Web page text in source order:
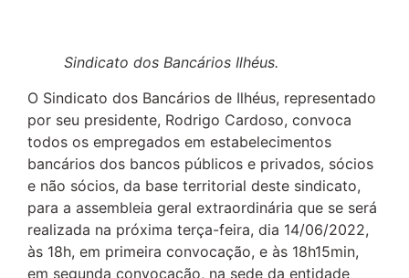
Sindicato dos Bancários Ilhéus.
O Sindicato dos Bancários de Ilhéus, representado
por seu presidente, Rodrigo Cardoso, convoca
todos os empregados em estabelecimentos
bancários dos bancos públicos e privados, sócios
e não sócios, da base territorial deste sindicato,
para a assembleia geral extraordinária que se será
realizada na próxima terça-feira, dia 14/06/2022,
às 18h, em primeira convocação, e às 18h15min,
em segunda convocação, na sede da entidade